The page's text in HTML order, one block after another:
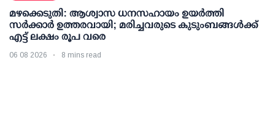
മഴക്കെടുതി: ആശ്വാസ ധനസഹായം ഉയര്‍ത്തി
സര്‍ക്കാര്‍ ഉത്തരവായി; മരിച്ചവരുടെ കുടുംബങ്ങള്‍ക്ക്
എട്ട് ലക്ഷം രൂപ വരെ
06 08 2026 8 mins read